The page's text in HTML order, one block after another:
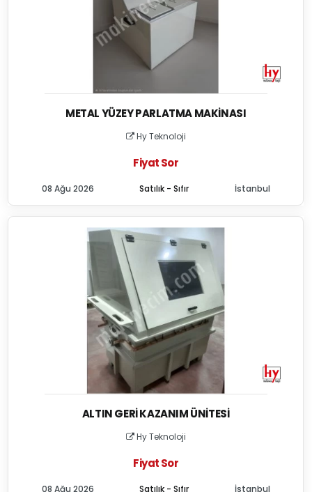
METAL YÜZEY PARLATMA MAKINASI
Hy Teknoloji
Fiyat Sor
Satılık - Sıfır
08 Ağu 2026 İstanbul
ALTIN GERI KAZANIM ÜNITESI
Hy Teknoloji
Fiyat Sor
Satılık - Sıfır
08 Ağu 2026 İstanbul